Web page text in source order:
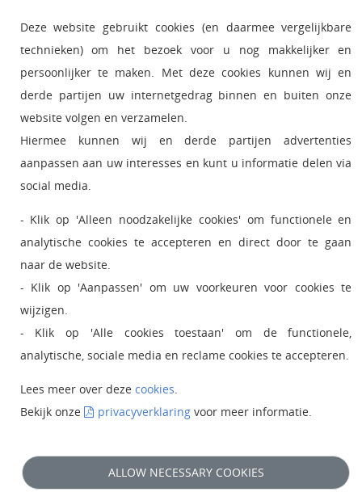
Deze website gebruikt cookies (en daarmee vergelijkbare
technieken) om het bezoek voor u nog makkelijker en
persoonlijker te maken. Met deze cookies kunnen wij en
derde partijen uw internetgedrag binnen en buiten onze
website volgen en verzamelen.
Hiermee kunnen wij en derde partijen advertenties
aanpassen aan uw interesses en kunt u informatie delen via
social media.
- Klik op 'Alleen noodzakelijke cookies' om functionele en
analytische cookies te accepteren en direct door te gaan
naar de website.
- Klik op 'Aanpassen' om uw voorkeuren voor cookies te
wijzigen.
- Klik op 'Alle cookies toestaan' om de functionele,
analytische, sociale media en reclame cookies te accepteren.
Lees meer over deze cookies.
Bekijk onze
privacyverklaringvoor meer informatie.
ALLOW NECESSARY COOKIES
• Find person
• Press
•Contact and addresses
•Ict status and service
•MijnOU
•
© 2024 Open Universiteit |